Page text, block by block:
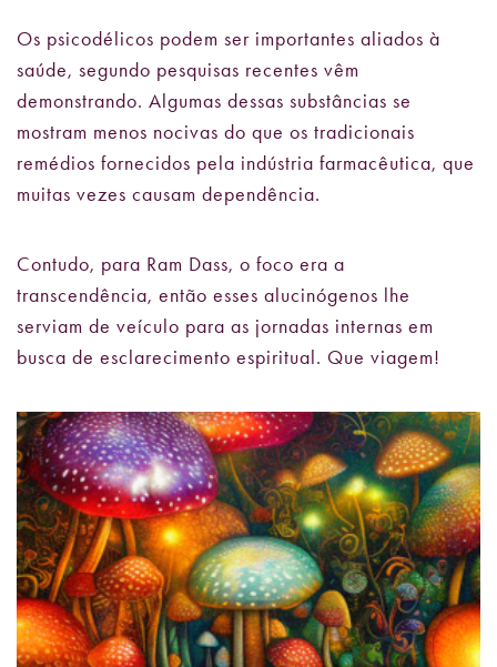
Os psicodélicos podem ser importantes aliados à
saúde, segundo pesquisas recentes vêm
demonstrando. Algumas dessas substâncias se
mostram menos nocivas do que os tradicionais
remédios fornecidos pela indústria farmacêutica, que
muitas vezes causam dependência.
Contudo, para Ram Dass, o foco era a
transcendência, então esses alucinógenos lhe
serviam de veículo para as jornadas internas em
busca de esclarecimento espiritual. Que viagem!